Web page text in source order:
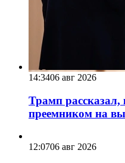
14:3406 авг 2026
Трамп рассказал,
преемником на
12:0706 авг 2026